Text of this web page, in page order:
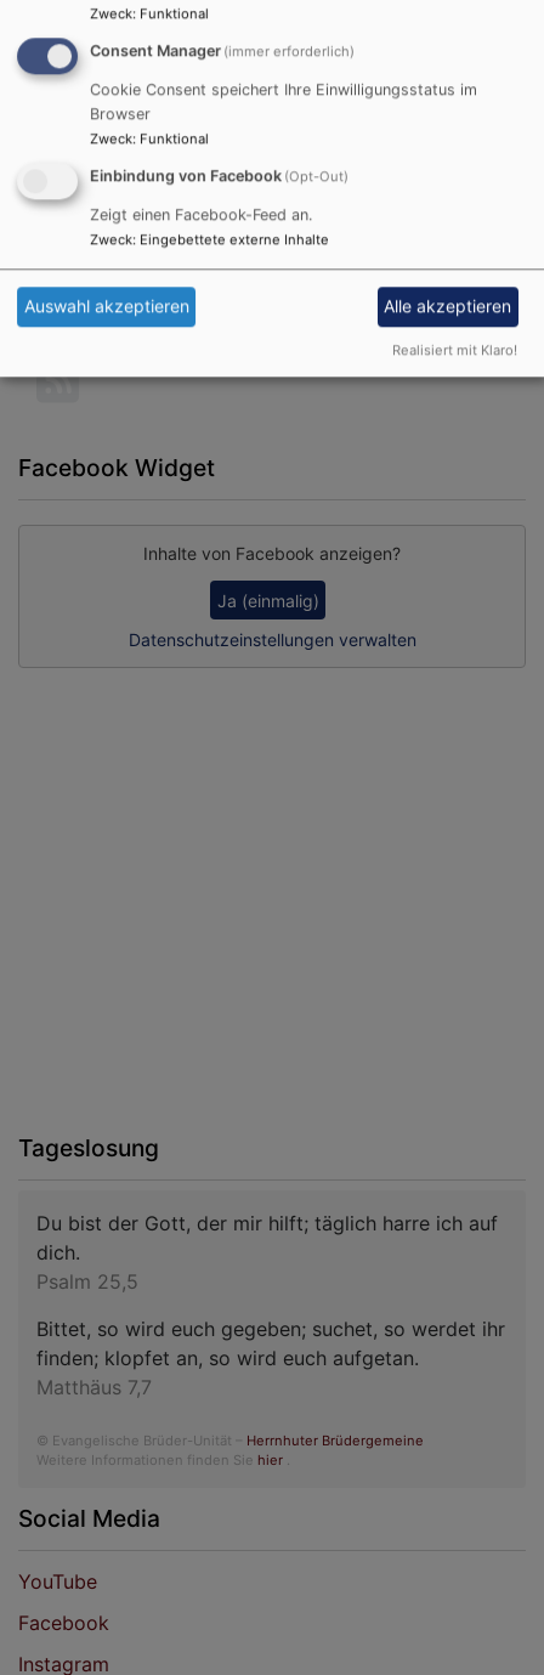
im Jahr 2006. Seitdem ist das gemeinsame
Gedenken der katholischen und evangelischen
Christen Mögeldorfs an die Weihe der Kirche St.
Nikolaus und St. Ulrich im Jahr 1416 zu einer
Institution geworden, die jährlich am
herunter brennt – das Kirchweihzelt zuverlässig
Weiterlesen
Facebook Widget
Inhalte von Facebook anzeigen?
Ja (einmalig)
Datenschutzeinstellungen verwalten
Tageslosung
Du bist der Gott, der mir hilft; täglich harre ich auf
dich.
Psalm 25,5
Bittet, so wird euch gegeben; suchet, so werdet ihr
finden; klopfet an, so wird euch aufgetan.
Matthäus 7,7
© Evangelische Brüder-Unität – Herrnhuter Brüdergemeine
Weitere Informationen finden Sie hier .
Social Media
YouTube
Facebook
Instagram
Zweck: Funktional
Consent Manager (immer erforderlich)
Cookie Consent speichert Ihre Einwilligungsstatus im
Browser
Zweck: Funktional
Einbindung von Facebook (Opt-Out)
Zeigt einen Facebook-Feed an.
Zweck: Eingebettete externe Inhalte
Auswahl akzeptieren Alle akzeptieren
Realisiert mit Klaro!